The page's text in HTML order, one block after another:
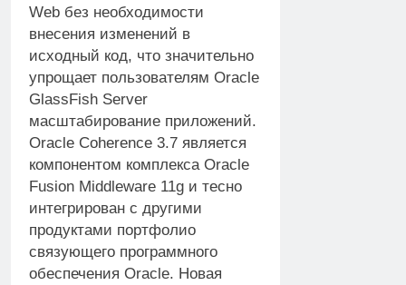
Web без необходимости
внесения изменений в
исходный код, что значительно
упрощает пользователям Oracle
GlassFish Server
масштабирование приложений.
Oracle Coherence 3.7 является
компонентом комплекса Oracle
Fusion Middleware 11g и тесно
интегрирован с другими
продуктами портфолио
связующего программного
обеспечения Oracle. Новая